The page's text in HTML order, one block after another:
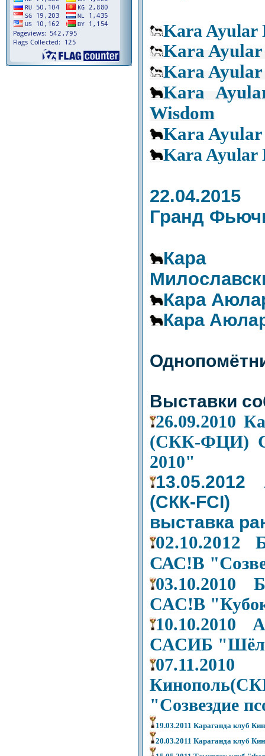
Kara Ayular
Kara Ayular
Kara
Kara
Wisdom
Kara Ayular
Kara Ayular
22.04.2015
Гранд
Кара
Кара
Кара
Выставки
26.09.2010
(СКК-ФЦИ)
2010"
(СКК-FCI)
выставка
САС!В
САС!В
САСИБ
"Созвездие
19.03.2011 Караганда клуб
20.03.2011 Караганда клуб